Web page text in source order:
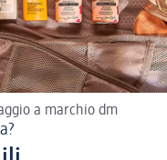
a marchio dm